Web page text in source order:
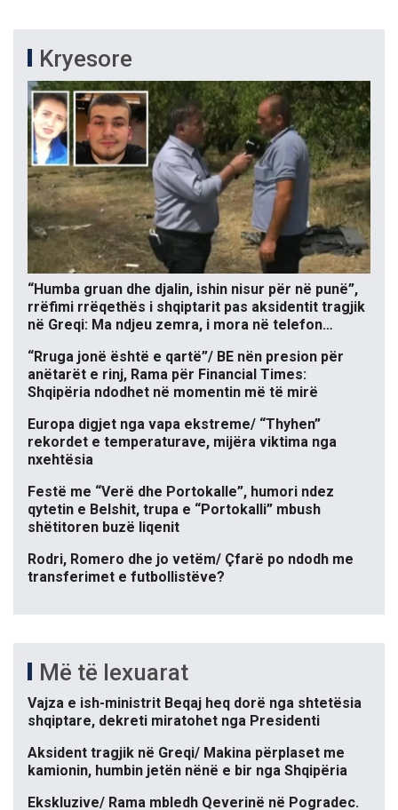
Kryesore
“Humba gruan dhe djalin, ishin nisur për në punë”,
rrëfimi rrëqethës i shqiptarit pas aksidentit tragjik
në Greqi: Ma ndjeu zemra, i mora në telefon…
“Rruga jonë është e qartë”/ BE nën presion për
anëtarët e rinj, Rama për Financial Times:
Shqipëria ndodhet në momentin më të mirë
Europa digjet nga vapa ekstreme/ “Thyhen”
rekordet e temperaturave, mijëra viktima nga
nxehtësia
Festë me “Verë dhe Portokalle”, humori ndez
qytetin e Belshit, trupa e “Portokalli” mbush
shëtitoren buzë liqenit
Rodri, Romero dhe jo vetëm/ Çfarë po ndodh me
transferimet e futbollistëve?
Më të lexuarat
Vajza e ish-ministrit Beqaj heq dorë nga shtetësia
shqiptare, dekreti miratohet nga Presidenti
Aksident tragjik në Greqi/ Makina përplaset me
kamionin, humbin jetën nënë e bir nga Shqipëria
Ekskluzive/ Rama mbledh Qeverinë në Pogradec.